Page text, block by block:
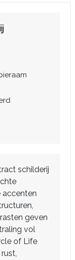
schilderij
accenten
geven
vol
of Life